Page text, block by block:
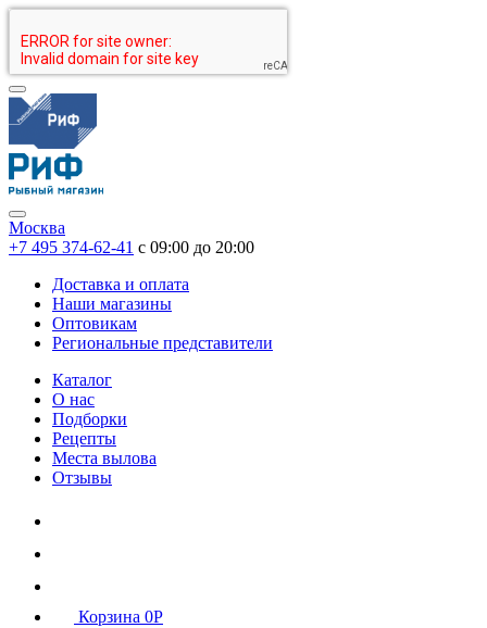
Москва
+7 495 374-62-41 c 09:00 до 20:00
Доставка и оплата
Наши магазины
Оптовикам
Региональные представители
Каталог
О нас
Подборки
Рецепты
Места вылова
Отзывы
Корзина 0Р